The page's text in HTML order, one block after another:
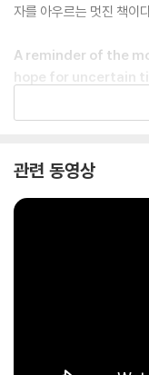
자를 아우르는 멋진 책이
A reminder of the
hope for uncertain
Enter the world of
ncludes his most-
The conversations of
관련 동영상